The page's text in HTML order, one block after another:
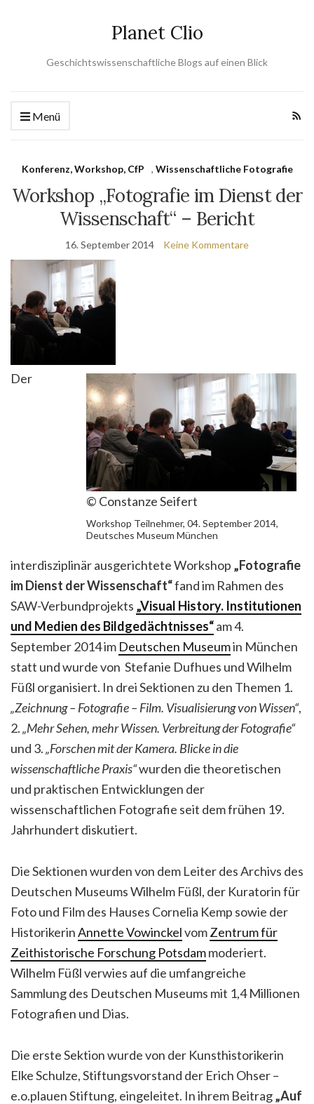
Planet Clio
Geschichtswissenschaftliche Blogs auf einen Blick
Menü
Konferenz, Workshop, CfP , Wissenschaftliche Fotografie
Workshop „Fotografie im Dienst der
Wissenschaft“ – Bericht
16. September 2014 Keine Kommentare
© Constanze Seifert
Workshop Teilnehmer, 04. September 2014,
Deutsches Museum München
Der
interdisziplinär ausgerichtete Workshop „Fotografie
im Dienst der Wissenschaft“fand im Rahmen des
SAW-Verbundprojekts „Visual History. Institutionen
und Medien des Bildgedächtnisses“am 4.
September 2014 im Deutschen Museumin München
statt und wurde von Stefanie Dufhues und Wilhelm
Füßl organisiert. In drei Sektionen zu den Themen 1.
„Zeichnung – Fotografie – Film. Visualisierung von Wissen“,
2.„Mehr Sehen, mehr Wissen. Verbreitung der Fotografie“
und 3.„Forschen mit der Kamera. Blicke in die
wissenschaftliche Praxis“wurden die theoretischen
und praktischen Entwicklungen der
wissenschaftlichen Fotografie seit dem frühen 19.
Jahrhundert diskutiert.
Die Sektionen wurden von dem Leiter des Archivs des
Deutschen Museums Wilhelm Füßl, der Kuratorin für
Foto und Film des Hauses Cornelia Kemp sowie der
HistorikerinAnnette VowinckelvomZentrum für
Zeithistorische Forschung Potsdammoderiert.
Wilhelm Füßl verwies auf die umfangreiche
Sammlung des Deutschen Museums mit 1,4 Millionen
Fotografien und Dias.
Die erste Sektion wurde von der Kunsthistorikerin
Elke Schulze, Stiftungsvorstand der Erich Ohser –
e.o.plauen Stiftung, eingeleitet. In ihrem Beitrag„Auf